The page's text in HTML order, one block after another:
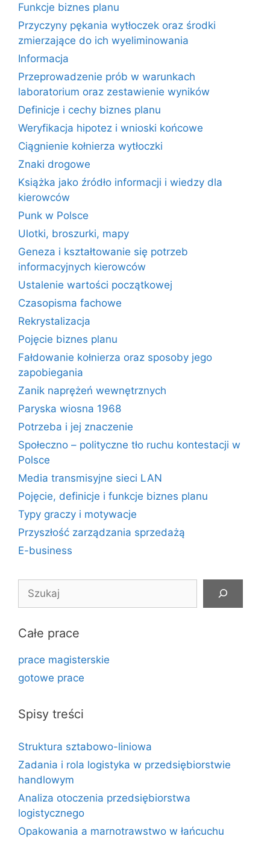
Funkcje biznes planu
Przyczyny pękania wytłoczek oraz środki
zmierzające do ich wyeliminowania
Informacja
Przeprowadzenie prób w warunkach
laboratorium oraz zestawienie wyników
Definicje i cechy biznes planu
Weryfikacja hipotez i wnioski końcowe
Ciągnienie kołnierza wytłoczki
Znaki drogowe
Książka jako źródło informacji i wiedzy dla
kierowców
Punk w Polsce
Ulotki, broszurki, mapy
Geneza i kształtowanie się potrzeb
informacyjnych kierowców
Ustalenie wartości początkowej
Czasopisma fachowe
Rekrystalizacja
Pojęcie biznes planu
Fałdowanie kołnierza oraz sposoby jego
zapobiegania
Zanik naprężeń wewnętrznych
Paryska wiosna 1968
Potrzeba i jej znaczenie
Społeczno – polityczne tło ruchu kontestacji w
Polsce
Media transmisyjne sieci LAN
Pojęcie, definicje i funkcje biznes planu
Typy graczy i motywacje
Przyszłość zarządzania sprzedażą
E-business
Całe prace
prace magisterskie
gotowe prace
Spisy treści
Struktura sztabowo-liniowa
Zadania i rola logistyka w przedsiębiorstwie
handlowym
Analiza otoczenia przedsiębiorstwa
logistycznego
Opakowania a marnotrawstwo w łańcuchu